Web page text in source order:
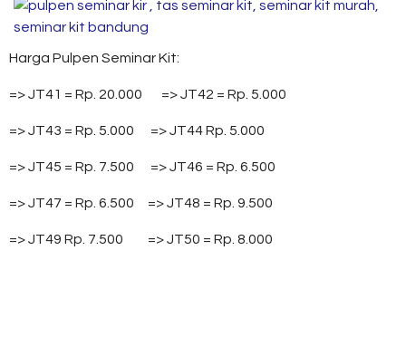
Harga Pulpen Seminar Kit:
=> JT41 = Rp. 20.000 => JT42 = Rp. 5.000
=> JT43 = Rp. 5.000 => JT44 Rp. 5.000
=> JT45 = Rp. 7.500 => JT46 = Rp. 6.500
=> JT47 = Rp. 6.500 => JT48 = Rp. 9.500
=> JT49 Rp. 7.500 => JT50 = Rp. 8.000